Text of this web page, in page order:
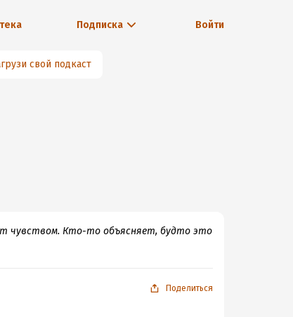
Подписка Войти
свой подкаст
чувством. Кто-то объясняет, будто это
Поделиться